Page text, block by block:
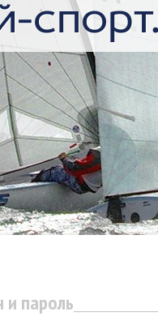
и пароль